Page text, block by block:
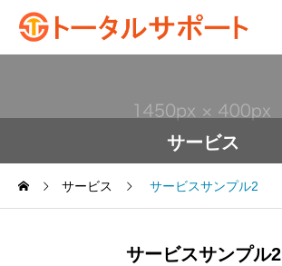
サービス
サービス サービスサンプル2
サービスサンプル2